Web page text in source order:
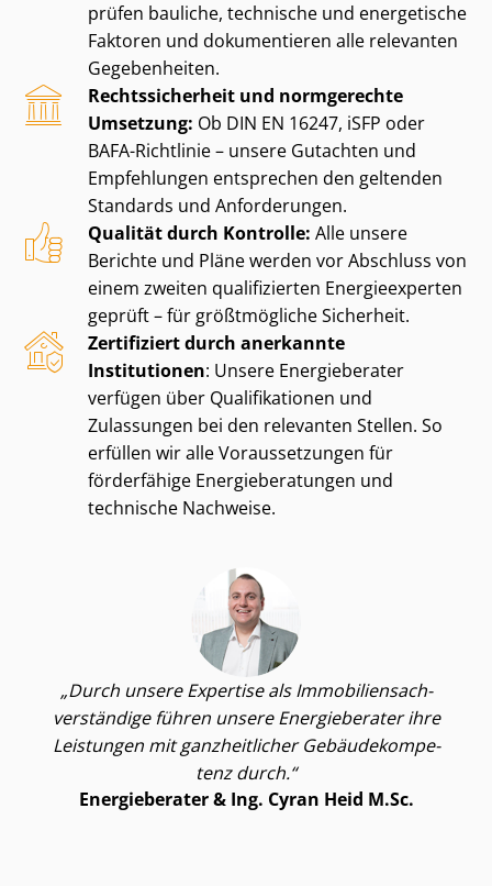
prüfen bauliche, technische und energetische
Faktoren und dokumentieren alle relevanten
Gegebenheiten.
Rechts­si­cher­heit und normgerechte
Umsetzung: Ob DIN EN 16247, iSFP oder
BAFA-Richtlinie – unsere Gutachten und
Empfehlungen entsprechen den geltenden
Standards und Anforderungen.
Qualität durch Kontrolle: Alle unsere
Berichte und Pläne werden vor Abschluss von
einem zweiten qualifizierten Energieexperten
geprüft – für größtmögliche Sicherheit.
Zertifiziert durch anerkannte
Institutionen: Unsere Energieberater
verfügen über Qualifikationen und
Zulassungen bei den relevanten Stellen. So
erfüllen wir alle Voraussetzungen für
förderfähige En­er­gie­be­ra­tun­gen und
technische Nachweise.
Durch unsere Expertise als Im­mo­bi­li­en­sach­
ver­stän­di­ge führen unsere Energieberater ihre
Leistungen mit ganzheitlicher Ge­bäu­de­kom­pe­
tenz durch.
Energieberater & Ing. Cyran Heid M.Sc.